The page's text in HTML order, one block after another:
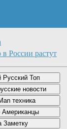
России растут